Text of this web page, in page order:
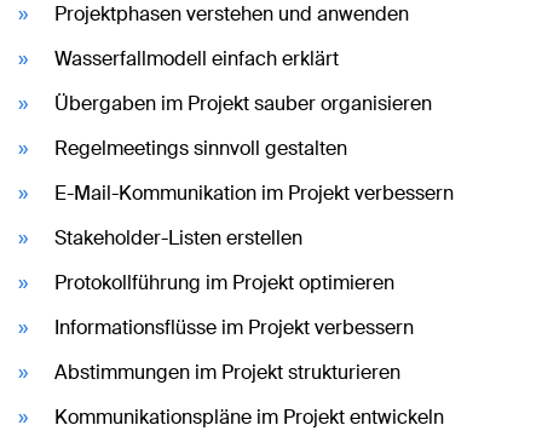
Projektphasen verstehen und anwenden
Wasserfallmodell einfach erklärt
Übergaben im Projekt sauber organisieren
Regelmeetings sinnvoll gestalten
E-Mail-Kommunikation im Projekt verbessern
Stakeholder-Listen erstellen
Protokollführung im Projekt optimieren
Informationsflüsse im Projekt verbessern
Abstimmungen im Projekt strukturieren
Kommunikationspläne im Projekt entwickeln